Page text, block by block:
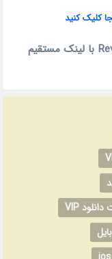
کلیک کنید